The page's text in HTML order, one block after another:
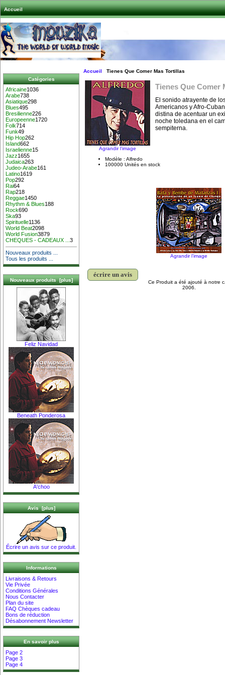
Accueil
Catégories
Africaine1036
Arabe738
Asiatique298
Blues495
Bresilienne226
Europeenne1720
Folk714
Funk49
Hip Hop262
Island662
Israelienne15
Jazz1655
Judaica263
Judeo-Arabe161
Latino1619
Pop292
Rai64
Rap218
Reggae1450
Rhythm & Blues188
Rock690
Ska93
Spirituelle1136
World Beat2098
World Fusion3879
CHEQUES - CADEAUX ...3
Nouveaux produits ...
Tous les produits ...
Nouveaux produits [plus]
Feliz Navidad
Beneath Ponderosa
A'choo
Avis [plus]
Écrire un avis sur ce produit.
Informations
Livraisons & Retours
Vie Privée
Conditions Générales
Nous Contacter
Plan du site
FAQ Chèques cadeau
Bons de réduction
Désabonnement Newsletter
En savoir plus
Page 2
Page 3
Page 4
Accueil Tienes Que Comer Mas Tortillas
Agrandir l’image
Tienes Que Comer
El sonido atrayente de
Americanos y Afro-
distina de acentuar un
noche toledana en el
sempiterna.
Modèle : Alfredo
100000 Unités en stock
Agrandir l’image
écrire un avis
Ce Produit a été ajouté à notre
2006.